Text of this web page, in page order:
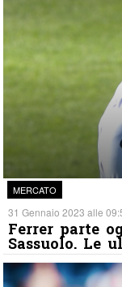
MERCATO
31 Gennaio 2023 alle
Ferrer parte
Sassuolo. Le